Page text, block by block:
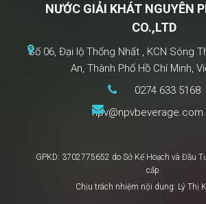
NƯỚC GIẢI KHÁT NGUYÊN
CO.,LTD
Số 06, Đại lộ Thống Nhất , KCN Sóng
An, Thành Phố Hồ Chí Minh,
0274 633 5168
GPKD: 3702775652 do Sở Kế Hoạch và Đầu
cấp.
Chịu trách nhiệm nội dung: Lý Thị